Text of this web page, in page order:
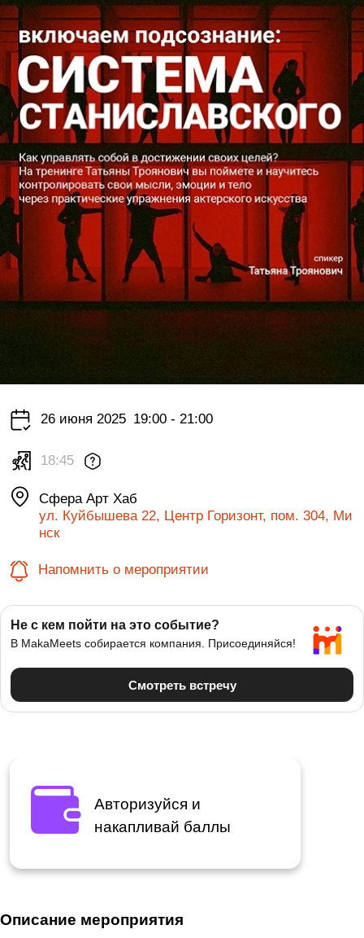
26 июня 2025 19:00 - 21:00
18:45
Сфера Арт Хаб
ул. Куйбышева 22, Центр Горизонт, пом. 304, Ми
нск
Напомнить о мероприятии
Авторизуйся и
накапливай баллы
Описание мероприятия